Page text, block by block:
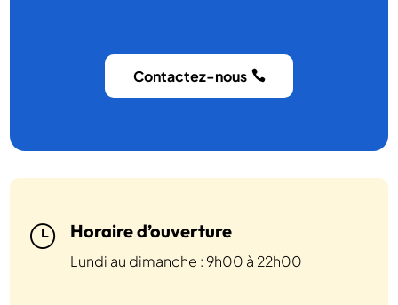
Contactez-nous
} Horaire d’ouverture
Lundi au dimanche : 9h00 à 22h00